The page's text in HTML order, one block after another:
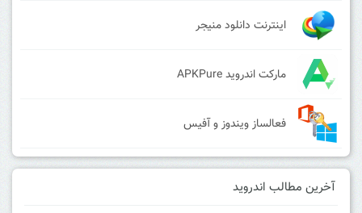
اینترنت دانلود منیجر
مارکت اندروید APKPure
فعالساز ویندوز و آفیس
آخرین مطالب اندروید